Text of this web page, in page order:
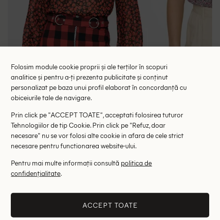
Bluza Bershka, floral print
67.00 lei
RRP: 139.00 lei
S M
Folosim module cookie proprii și ale terților în scopuri
analitice și pentru a-ți prezenta publicitate și conținut
personalizat pe baza unui profil elaborat în concordanță cu
obiceiurile tale de navigare.
Prin click pe "ACCEPT TOATE", acceptati folosirea tuturor
Tehnologiilor de tip Cookie. Prin click pe "Refuz, doar
necesare" nu se vor folosi alte cookie in afara de cele strict
necesare pentru functionarea website-ului.
Pentru mai multe informații consultă politica de
confidențialitate.
ACCEPT TOATE